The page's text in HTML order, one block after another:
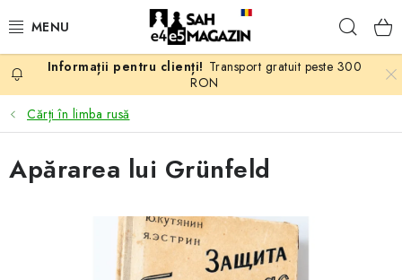
PROMOTII
ȘAH
PIESE DE ȘAH
Transport gratuit peste 300
RON
Cărți în limba rusă
Apărarea lui Grünfeld